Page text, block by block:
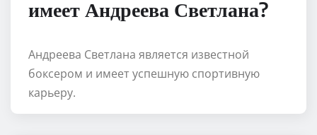
имеет Андреева Светлана?
Андреева Светлана является известной
боксером и имеет успешную спортивную
карьеру.